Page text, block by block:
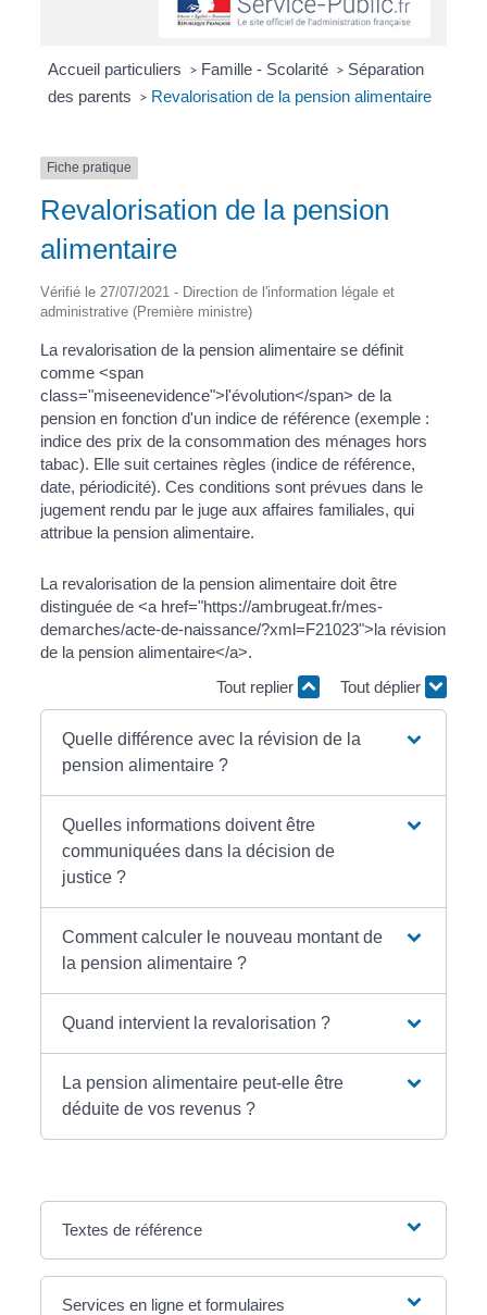
Accueil particuliers > Famille - Scolarité > Séparation
des parents > Revalorisation de la pension alimentaire
Fiche pratique
Revalorisation de la pension
alimentaire
Vérifié le 27/07/2021 - Direction de l'information légale et
administrative (Première ministre)
La revalorisation de la pension alimentaire se définit
comme <span
class="miseenevidence">l'évolution</span> de la
pension en fonction d'un indice de référence (exemple :
indice des prix de la consommation des ménages hors
tabac). Elle suit certaines règles (indice de référence,
date, périodicité). Ces conditions sont prévues dans le
jugement rendu par le juge aux affaires familiales, qui
attribue la pension alimentaire.
La revalorisation de la pension alimentaire doit être
distinguée de <a href="https://ambrugeat.fr/mes-
demarches/acte-de-naissance/?xml=F21023">la révision
de la pension alimentaire</a>.
Tout replier
Tout déplier
Quelle différence avec la révision de la
pension alimentaire ?
Quelles informations doivent être
communiquées dans la décision de
justice ?
Comment calculer le nouveau montant de
la pension alimentaire ?
Quand intervient la revalorisation ?
La pension alimentaire peut-elle être
déduite de vos revenus ?
Textes de référence
Services en ligne et formulaires